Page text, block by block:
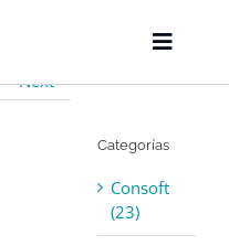
Toggle
Next
Categorías
Consoft
(23)